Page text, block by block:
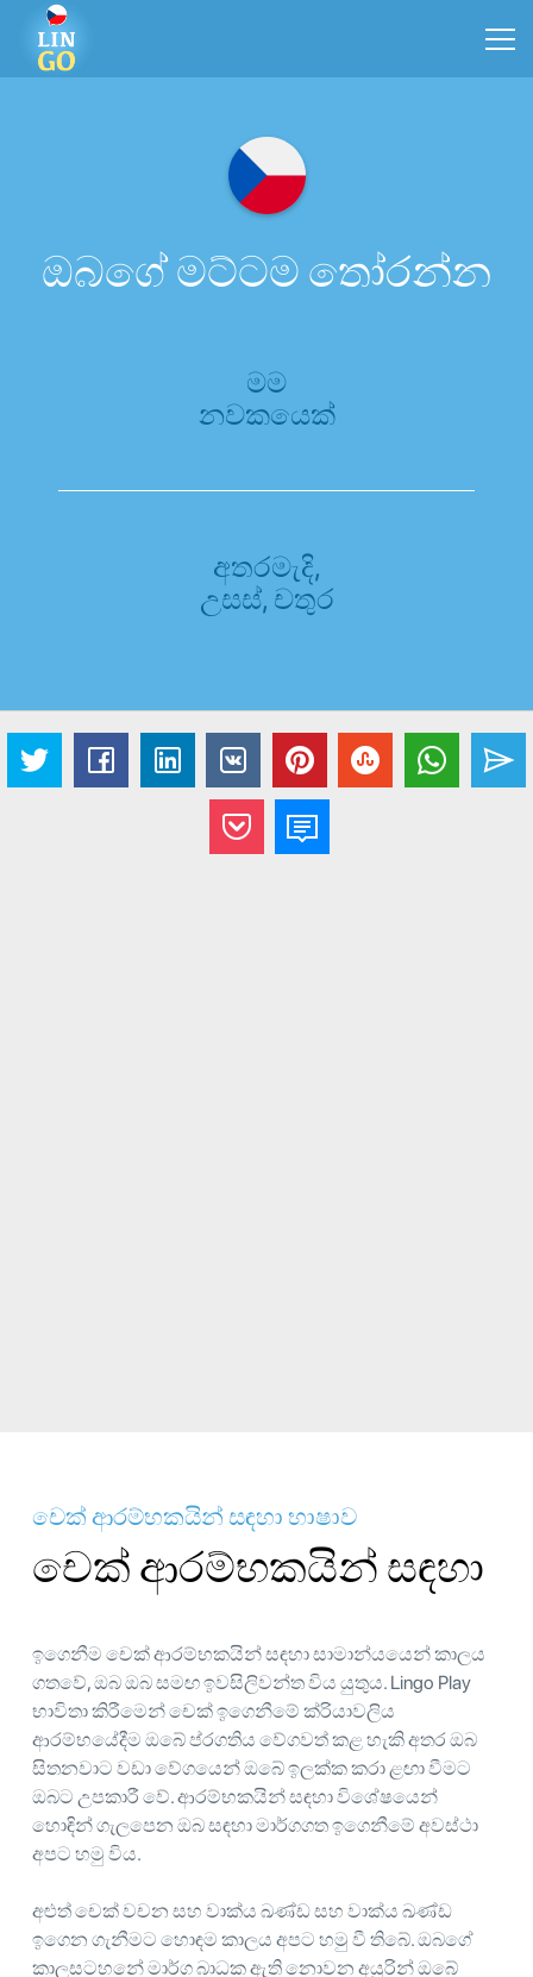
ඔබගේ මට්ටම තෝරන්න
මම
නවකයෙක්
අතරමැදි,
උසස්, චතුර​
චෙක් ආරම්භකයින් සඳහා භාෂාව
චෙක් ආරම්භකයින් සඳහා
ඉගෙනීම චෙක් ආරම්භකයින් සඳහා සාමාන්යයෙන් කාලය
ගතවේ, ඔබ ඔබ සමඟ ඉවසිලිවන්ත විය යුතුය. Lingo Play
භාවිතා කිරීමෙන් චෙක් ඉගෙනීමේ ක්රියාවලිය
ආරම්භයේදීම ඔබේ ප්රගතිය වේගවත් කළ හැකි අතර ඔබ
සිතනවාට වඩා වේගයෙන් ඔබේ ඉලක්ක කරා ළඟා වීමට
ඔබට උපකාරී වේ. ආරම්භකයින් සඳහා විශේෂයෙන්
හොඳින් ගැලපෙන ඔබ සඳහා මාර්ගගත ඉගෙනීමේ අවස්ථා
අපට හමු විය.
අළුත් චෙක් වචන සහ වාක්ය ඛණ්ඩ සහ වාක්ය ඛණ්ඩ
ඉගෙන ගැනීමට හොඳම කාලය අපට හමු වී තිබේ. ඔබගේ
කාලසටහනේ මාර්ග බාධක ඇති නොවන අයුරින් ඔබේ